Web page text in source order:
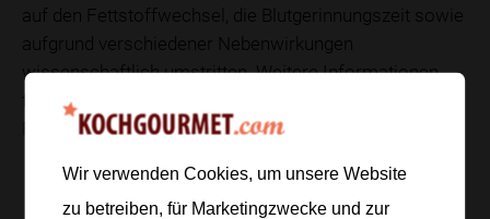
auf den Fettstoffwechsel, die Blutgerinnungszeit sowie
aufgrund verschiedener Nebenwirkungen
wissenschaftlich umstritten. Weitere Informationen
finden Sie unter den Begriffen Eicosapentaensäure und
Fettsäuren.
Wir verwenden Cookies, um unsere Website
zu betreiben, für Marketingzwecke und zur